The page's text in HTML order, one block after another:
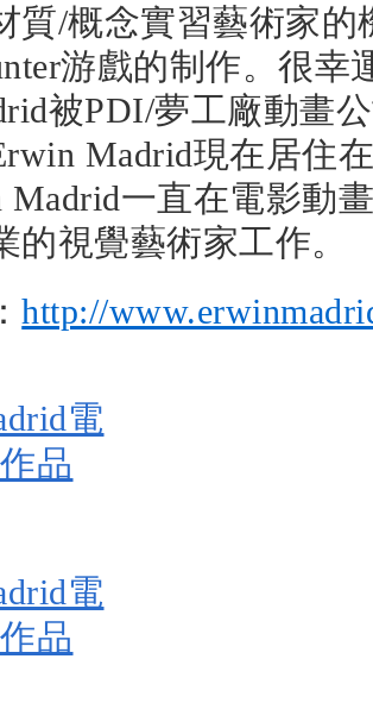
質/概念實習藝術家的
游戲的制作。很幸
被PDI/夢工廠動畫
Madrid現在居住
Madrid一直在電影動
的視覺藝術家工作。
http://